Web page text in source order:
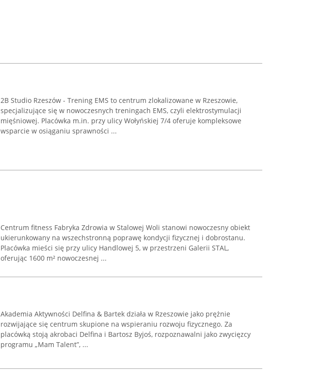
2B Studio Rzeszów - Trening EMS to centrum zlokalizowane w Rzeszowie,
specjalizujące się w nowoczesnych treningach EMS, czyli elektrostymulacji
mięśniowej. Placówka m.in. przy ulicy Wołyńskiej 7/4 oferuje kompleksowe
wsparcie w osiąganiu sprawności ...
Centrum fitness Fabryka Zdrowia w Stalowej Woli stanowi nowoczesny obiekt
ukierunkowany na wszechstronną poprawę kondycji fizycznej i dobrostanu.
Placówka mieści się przy ulicy Handlowej 5, w przestrzeni Galerii STAL,
oferując 1600 m² nowoczesnej ...
Akademia Aktywności Delfina & Bartek działa w Rzeszowie jako prężnie
rozwijające się centrum skupione na wspieraniu rozwoju fizycznego. Za
placówką stoją akrobaci Delfina i Bartosz Byjoś, rozpoznawalni jako zwycięzcy
programu „Mam Talent”, ...